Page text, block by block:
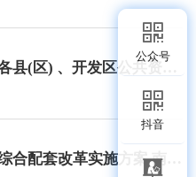
公众号
抖音